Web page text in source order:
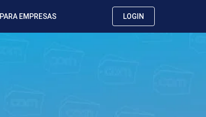
PARA EMPRESAS LOGIN